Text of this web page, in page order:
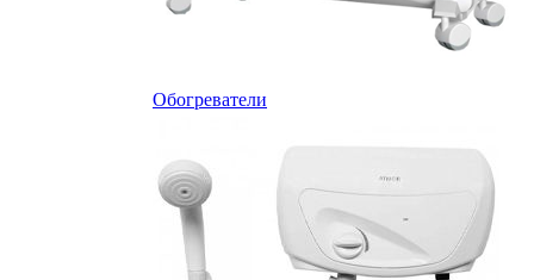
Обогреватели